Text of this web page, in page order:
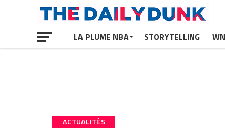
LA PLUME NBA STORYTELLING
ACTUALITÉS